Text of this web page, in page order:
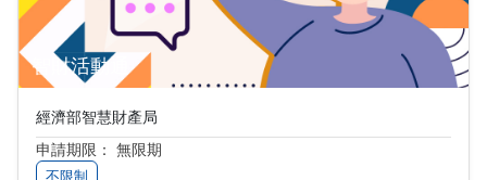
智財活動通
經濟部智慧財產局
申請期限： 無限期
不限制